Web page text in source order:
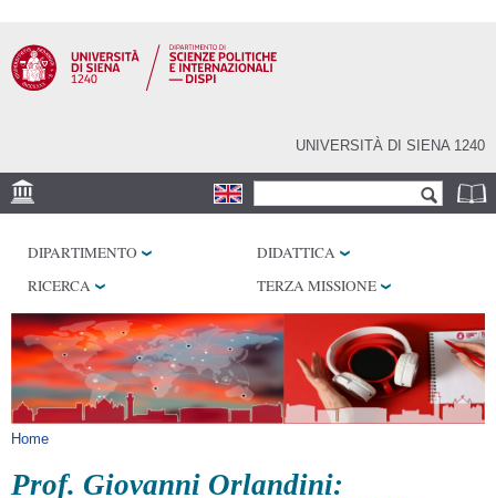
contenuto
principale
UNIVERSITÀ DI SIENA 1240
Form di ricerca
LABORATORI
BIBLIOTECHE
SERVIZI
DIPARTIMENTO
DIDATTICA
RICERCA
TERZA MISSIONE
Tu sei qui
Home
Prof. Giovanni Orlandini: